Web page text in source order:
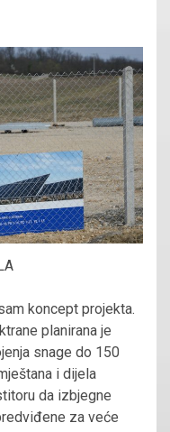
koncept projekta.
planirana je
snage do 150
i dijela
da izbjegne
za veće